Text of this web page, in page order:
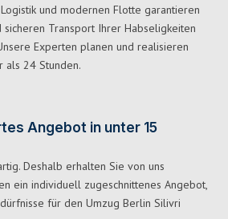
und modernen Flotte garantieren
Transport Ihrer Habseligkeiten
Experten planen und realisieren
als 24 Stunden.
Angebot in unter 15
Deshalb erhalten Sie von uns
ein individuell zugeschnittenes Angebot,
für den Umzug Berlin Silivri